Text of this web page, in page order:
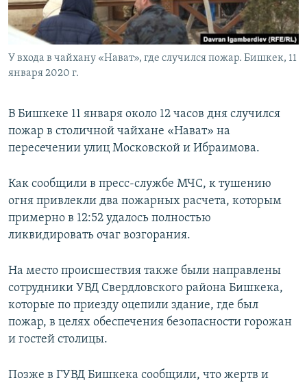
У входа в чайхану «Нават», где случился пожар. Бишкек, 11
января 2020 г.
В Бишкеке 11 января около 12 часов дня случился
пожар в столичной чайхане «Нават» на
пересечении улиц Московской и Ибраимова.
Как сообщили в пресс-службе МЧС, к тушению
огня привлекли два пожарных расчета, которым
примерно в 12:52 удалось полностью
ликвидировать очаг возгорания.
На место происшествия также были направлены
сотрудники УВД Свердловского района Бишкека,
которые по приезду оцепили здание, где был
пожар, в целях обеспечения безопасности горожан
и гостей столицы.
Позже в ГУВД Бишкека сообщили, что жертв и